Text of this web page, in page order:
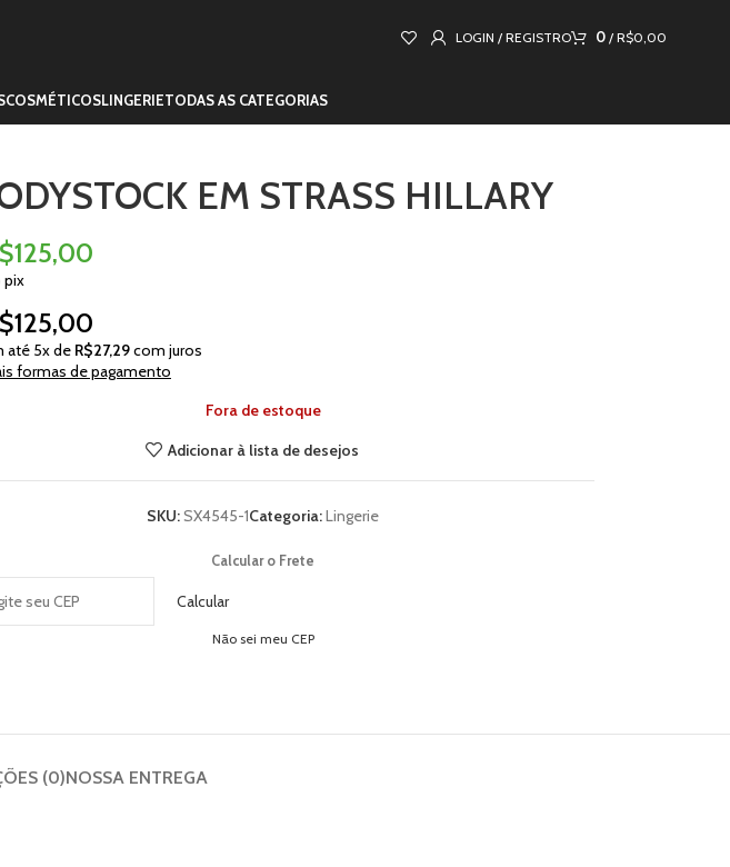
LOGIN / REGISTRO 0 / R$0,00
COSMÉTICOSLINGERIETODAS AS CATEGORIAS
EM STRASS HILLARY
125,00
pix
125,00
até 5x de R$27,29com juros
formas de pagamento
Fora de estoque
Adicionar à lista de desejos
SKU:SX4545-1Categoria:Lingerie
Calcular o Frete
Calcular
Não sei meu CEP
(0)NOSSA ENTREGA